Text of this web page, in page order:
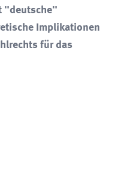
"deutsche"
Implikationen
für das